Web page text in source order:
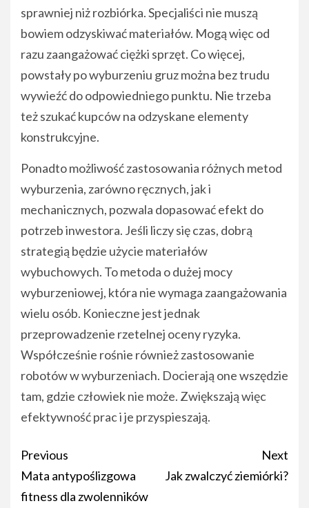
sprawniej niż rozbiórka. Specjaliści nie muszą
bowiem odzyskiwać materiałów. Mogą więc od
razu zaangażować ciężki sprzęt. Co więcej,
powstały po wyburzeniu gruz można bez trudu
wywieźć do odpowiedniego punktu. Nie trzeba
też szukać kupców na odzyskane elementy
konstrukcyjne.
Ponadto możliwość zastosowania różnych metod
wyburzenia, zarówno ręcznych, jak i
mechanicznych, pozwala dopasować efekt do
potrzeb inwestora. Jeśli liczy się czas, dobrą
strategią będzie użycie materiałów
wybuchowych. To metoda o dużej mocy
wyburzeniowej, która nie wymaga zaangażowania
wielu osób. Konieczne jest jednak
przeprowadzenie rzetelnej oceny ryzyka.
Współcześnie rośnie również zastosowanie
robotów w wyburzeniach. Docierają one wszędzie
tam, gdzie człowiek nie może. Zwiększają więc
efektywność prac i je przyspieszają.
Post
navigation
Previous
Mata antypoślizgowa
fitness dla zwolenników
Next
Jak zwalczyć ziemiórki?